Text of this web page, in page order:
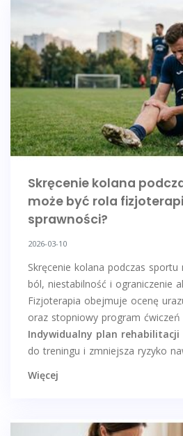
Skręcenie kolana
może być rola
sprawności?
2026-03-10
Skręcenie kolana podczas
ból, niestabilność i ograniczenie
Fizjoterapia obejmuje ocenę
oraz stopniowy program ćwiczeń
Indywidualny plan rehabilitacji
do treningu i zmniejsza ryzyko
Więcej